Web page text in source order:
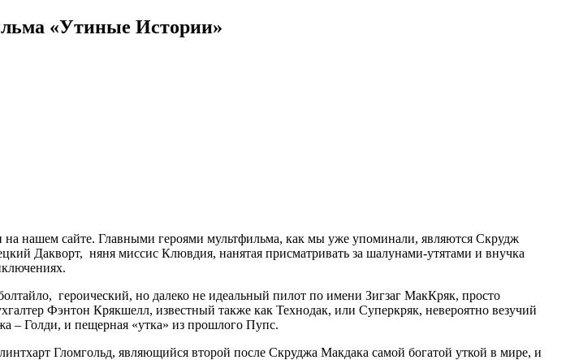
«Утиные Истории»
нашем сайте. Главными героями мультфильма, как мы уже упоминали, являются Скрудж
Дакворт, няня миссис Клювдия, нанятая присматривать за шалунами-утятами и внучка
героический, но далеко не идеальный пилот по имени Зигзаг МакКряк, просто
Фэнтон Крякшелл, известный также как Технодак, или Суперкряк, невероятно везучий
– Голди, и пещерная «утка» из прошлого Пупс.
Гломгольд, являющийся второй после Скруджа Макдака самой богатой уткой в мире, и